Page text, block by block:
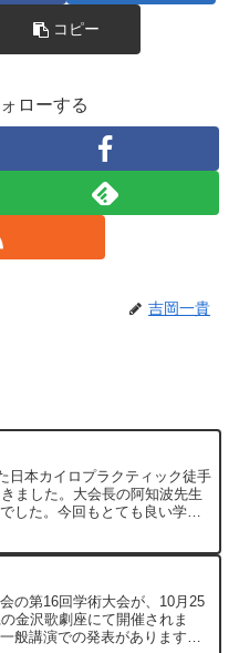
コピー
ローする
吉岡一貴
日本カイロプラクティック徒手
ました。大会長の阿知波先生
した。今回もとても良い学術
の第16回学術大会が、10月25
金沢歌劇座にて開催されま
般講演での発表がありますの